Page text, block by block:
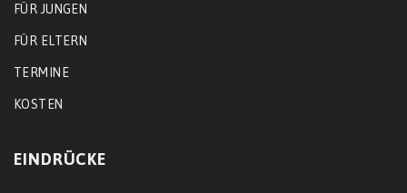
FÜR JUNGEN
FÜR ELTERN
TERMINE
KOSTEN
EINDRÜCKE